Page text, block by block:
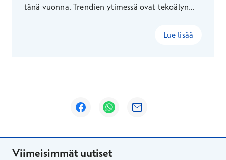
tänä vuonna. Trendien ytimessä ovat tekoälyn
Lue lisää
Avautuu uuteen ikkunaan
Avautuu uuteen ikkunaan
Avautuu uuteen ikkunaan
Viimeisimmät uutiset